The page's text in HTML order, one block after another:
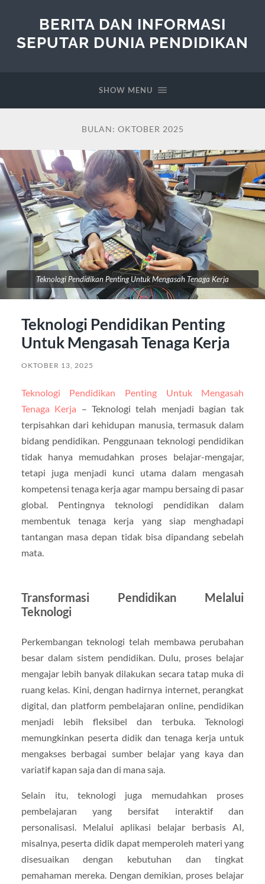
BERITA DAN INFORMASI
SEPUTAR DUNIA PENDIDIKAN
SHOW MENU
BULAN: OKTOBER 2025
Teknologi Pendidikan Penting Untuk Mengasah Tenaga Kerja
Teknologi Pendidikan Penting
Untuk Mengasah Tenaga Kerja
OKTOBER 13, 2025
Teknologi Pendidikan Penting Untuk Mengasah
Tenaga Kerja – Teknologi telah menjadi bagian tak
terpisahkan dari kehidupan manusia, termasuk dalam
bidang pendidikan. Penggunaan teknologi pendidikan
tidak hanya memudahkan proses belajar-mengajar,
tetapi juga menjadi kunci utama dalam mengasah
kompetensi tenaga kerja agar mampu bersaing di pasar
global. Pentingnya teknologi pendidikan dalam
membentuk tenaga kerja yang siap menghadapi
tantangan masa depan tidak bisa dipandang sebelah
mata.
Transformasi Pendidikan Melalui
Teknologi
Perkembangan teknologi telah membawa perubahan
besar dalam sistem pendidikan. Dulu, proses belajar
mengajar lebih banyak dilakukan secara tatap muka di
ruang kelas. Kini, dengan hadirnya internet, perangkat
digital, dan platform pembelajaran online, pendidikan
menjadi lebih fleksibel dan terbuka. Teknologi
memungkinkan peserta didik dan tenaga kerja untuk
mengakses berbagai sumber belajar yang kaya dan
variatif kapan saja dan di mana saja.
Selain itu, teknologi juga memudahkan proses
pembelajaran yang bersifat interaktif dan
personalisasi. Melalui aplikasi belajar berbasis AI,
misalnya, peserta didik dapat memperoleh materi yang
disesuaikan dengan kebutuhan dan tingkat
pemahaman mereka. Dengan demikian, proses belajar